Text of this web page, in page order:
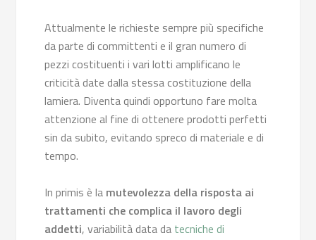
Attualmente le richieste sempre più specifiche
da parte di committenti e il gran numero di
pezzi costituenti i vari lotti amplificano le
criticità date dalla stessa costituzione della
lamiera. Diventa quindi opportuno fare molta
attenzione al fine di ottenere prodotti perfetti
sin da subito, evitando spreco di materiale e di
tempo.
In primis è la mutevolezza della risposta ai
trattamenti che complica il lavoro degli
addetti, variabilità data da tecniche di